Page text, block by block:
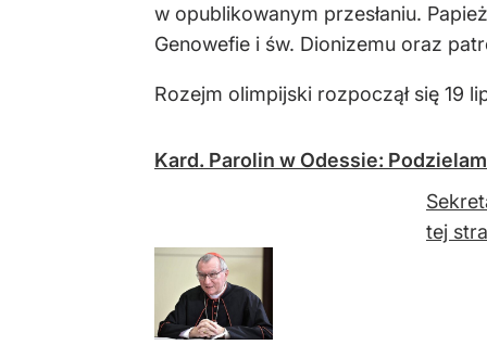
w opublikowanym przesłaniu.
Genowefie i św. Dionizemu oraz
Rozejm olimpijski rozpoczął się 19
Kard. Parolin w Odessie:
tej